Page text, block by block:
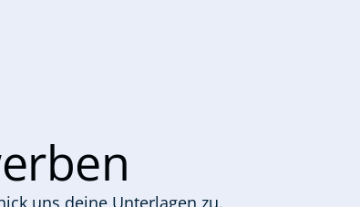
uns deine Unterlagen zu.